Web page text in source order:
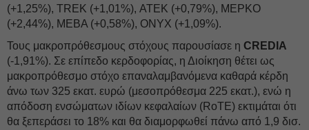
(+1,25%), TREK (+1,01%), ΑΤΕΚ (+0,79%), ΜΕΡΚΟ
(+2,44%), ΜΕΒΑ (+0,58%), ONYX (+1,09%).
Τους μακροπρόθεσμους στόχους παρουσίασε η CREDIA
(-1,91%). Σε επίπεδο κερδοφορίας, η Διοίκηση θέτει ως
μακροπρόθεσμο στόχο επαναλαμβανόμενα καθαρά κέρδη
άνω των 325 εκατ. ευρώ (μεσοπρόθεσμα 225 εκατ.), ενώ η
απόδοση ενσώματων ιδίων κεφαλαίων (RoTE) εκτιμάται ότι
θα ξεπεράσει το 18% και θα διαμορφωθεί πάνω από 1,9 δισ.